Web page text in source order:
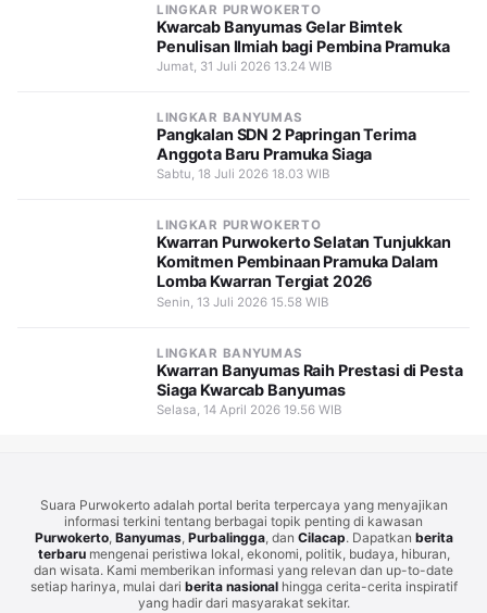
LINGKAR PURWOKERTO
Kwarcab Banyumas Gelar Bimtek
Penulisan Ilmiah bagi Pembina Pramuka
Jumat, 31 Juli 2026 13.24 WIB
LINGKAR BANYUMAS
Pangkalan SDN 2 Papringan Terima
Anggota Baru Pramuka Siaga
Sabtu, 18 Juli 2026 18.03 WIB
LINGKAR PURWOKERTO
Kwarran Purwokerto Selatan Tunjukkan
Komitmen Pembinaan Pramuka Dalam
Lomba Kwarran Tergiat 2026
Senin, 13 Juli 2026 15.58 WIB
LINGKAR BANYUMAS
Kwarran Banyumas Raih Prestasi di Pesta
Siaga Kwarcab Banyumas
Selasa, 14 April 2026 19.56 WIB
Suara Purwokerto adalah portal berita terpercaya yang menyajikan
informasi terkini tentang berbagai topik penting di kawasan
Purwokerto, Banyumas, Purbalingga, dan Cilacap. Dapatkan berita
terbarumengenai peristiwa lokal, ekonomi, politik, budaya, hiburan,
dan wisata. Kami memberikan informasi yang relevan dan up-to-date
setiap harinya, mulai dari berita nasionalhingga cerita-cerita inspiratif
yang hadir dari masyarakat sekitar.